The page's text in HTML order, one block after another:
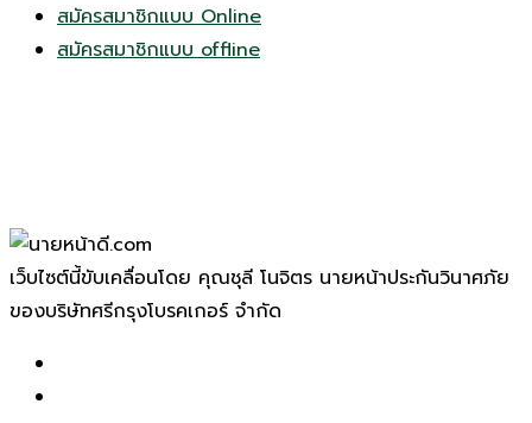
สมัครสมาชิกแบบ Online
สมัครสมาชิกแบบ offline
เว็บไซต์นี้ขับเคลื่อนโดย คุณชุลี โนจิตร นายหน้าประกันวินาศภัย
ของบริษัทศรีกรุงโบรคเกอร์ จำกัด